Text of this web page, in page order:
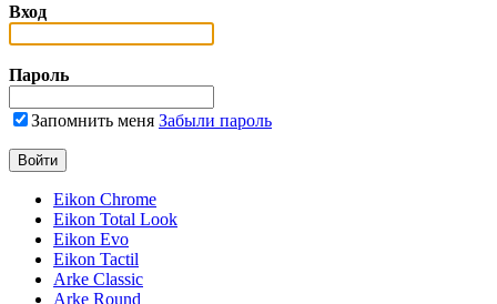
Вход
Пароль
Запомнить меня Забыли пароль
Eikon Chrome
Eikon Total Look
Eikon Evo
Eikon Tactil
Arke Classic
Arke Round